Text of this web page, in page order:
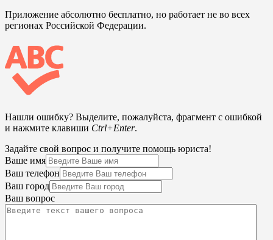
Приложение абсолютно бесплатно, но работает не во всех
регионах Российской Федерации.
Нашли ошибку? Выделите, пожалуйста, фрагмент с ошибкой
и нажмите клавиши Ctrl+Enter.
Задайте свой вопрос и получите помощь юриста!
Ваше имя
Ваш телефон
Ваш город
Ваш вопрос